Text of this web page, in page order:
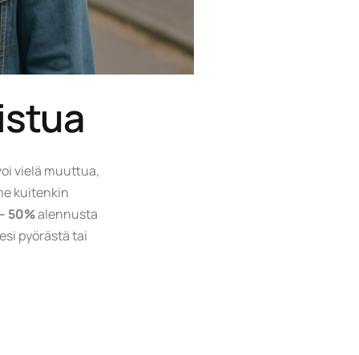
vielä muuttua,
kuitenkin
50%alennusta
pyörästä tai